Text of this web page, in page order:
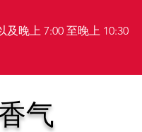
及晚上 7:00 至晚上 10:30
气